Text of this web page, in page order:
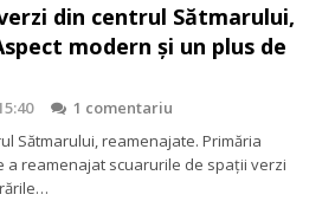
din centrul Sătmarului,
modern și un plus de
1 comentariu
Sătmarului, reamenajate. Primăria
a reamenajat scuarurile de spații verzi